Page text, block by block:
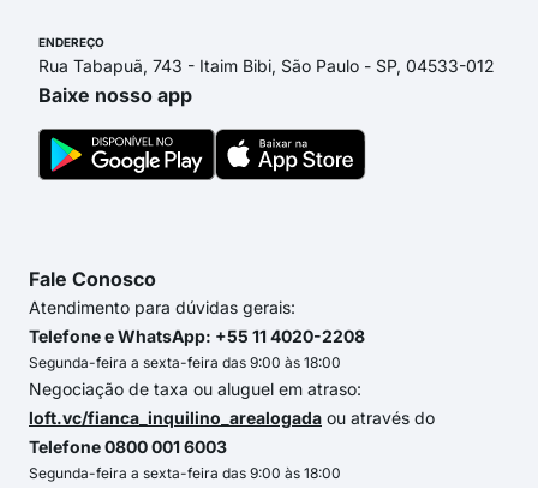
ENDEREÇO
Rua Tabapuã, 743 - Itaim Bibi, São Paulo - SP, 04533-012
Baixe nosso app
Fale Conosco
Atendimento para dúvidas gerais:
Telefone e WhatsApp: +55 11 4020-2208
Segunda-feira a sexta-feira das 9:00 às 18:00
Negociação de taxa ou aluguel em atraso:
loft.vc/fianca_inquilino_arealogada ou através do
Telefone 0800 001 6003
Segunda-feira a sexta-feira das 9:00 às 18:00